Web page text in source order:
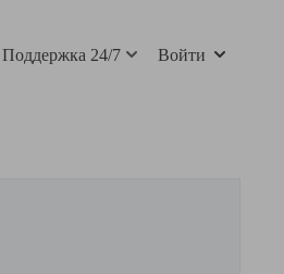
Поддержка 24/7 Войти